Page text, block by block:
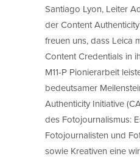
Santiago Lyon, Leiter
der Content
freuen uns, dass Leica
Content Credentials in
M11-P Pionierarbeit
bedeutsamer
Authenticity Initiative
des Fotojournalismus:
Fotojournalisten und
sowie Kreativen eine